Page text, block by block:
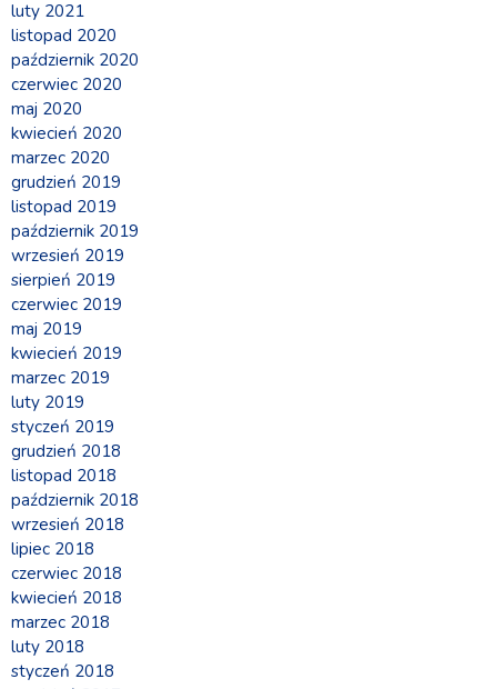
luty 2021
listopad 2020
październik 2020
czerwiec 2020
maj 2020
kwiecień 2020
marzec 2020
grudzień 2019
listopad 2019
październik 2019
wrzesień 2019
sierpień 2019
czerwiec 2019
maj 2019
kwiecień 2019
marzec 2019
luty 2019
styczeń 2019
grudzień 2018
listopad 2018
październik 2018
wrzesień 2018
lipiec 2018
czerwiec 2018
kwiecień 2018
marzec 2018
luty 2018
styczeń 2018